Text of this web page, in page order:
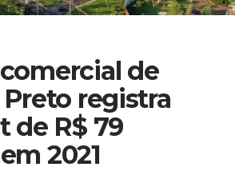
de
registra
de R$ 79
2021